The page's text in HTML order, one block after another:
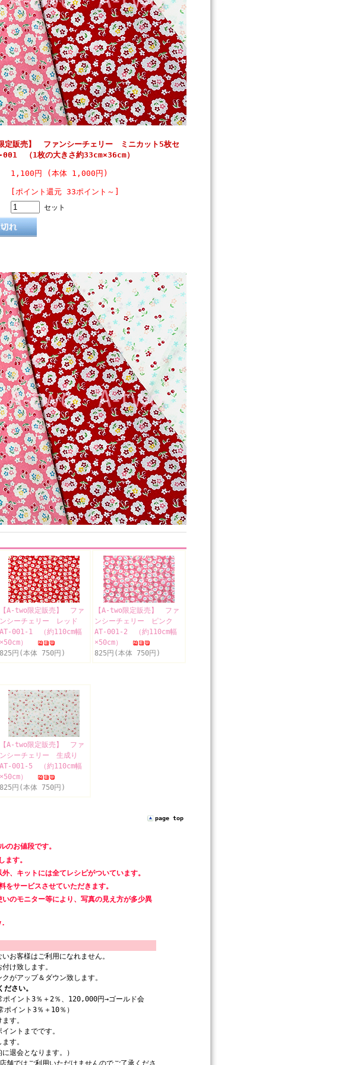
定販売】 ファンシーチェリー ミニカット5枚セ
（1枚の大きさ約33cm×36cm）
1,100円 (本体 1,000円)
[ポイント還元 33ポイント～]
セット
【A-two限定販売】 ファ
ンシーチェリー レッド
AT-001-1 （約110cm幅
×50cm）
825円(本体 750円)
【A-two限定販売】 ファ
ンシーチェリー ピンク
AT-001-2 （約110cm幅
×50cm）
825円(本体 750円)
【A-two限定販売】 ファ
ンシーチェリー 生成り
AT-001-5 （約110cm幅
×50cm）
825円(本体 750円)
page top
のお値段です。
す。
、キットには全てレシピがついています。
サービスさせていただきます。
のモニター等により、写真の見え方が多少異
お客様はご利用になれません。
け致します。
がアップ＆ダウン致します。
さい。
イント3％＋2％、120,000円→ゴールド会
イント3％＋10％）
す。
ントまでです。
す。
退会となります。）
舗ではご利用いただけませんのでご了承くださ